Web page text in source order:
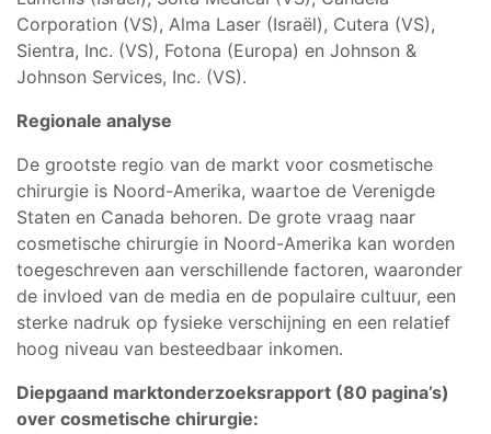
Corporation (VS), Alma Laser (Israël), Cutera (VS),
Sientra, Inc. (VS), Fotona (Europa) en Johnson &
Johnson Services, Inc. (VS).
Regionale analyse
De grootste regio van de markt voor cosmetische
chirurgie is Noord-Amerika, waartoe de Verenigde
Staten en Canada behoren. De grote vraag naar
cosmetische chirurgie in Noord-Amerika kan worden
toegeschreven aan verschillende factoren, waaronder
de invloed van de media en de populaire cultuur, een
sterke nadruk op fysieke verschijning en een relatief
hoog niveau van besteedbaar inkomen.
Diepgaand marktonderzoeksrapport (80 pagina’s)
over cosmetische chirurgie: